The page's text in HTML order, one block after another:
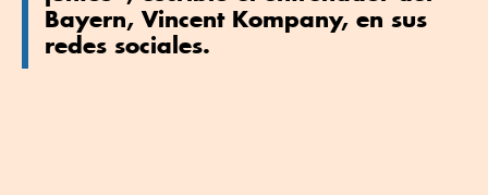
Bayern, Vincent Kompany, en sus
redes sociales.